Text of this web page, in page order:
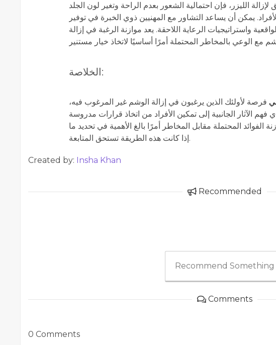
الليزر، فإن احتمالية الشعور بعدم الراحة وتغير لون الجلد
يمكن أن يساعد التشاور مع المهنيين ذوي الخبرة في توفير
واستراتيجيات الرعاية اللاحقة. يعد موازنة الرغبة في إزالة
الخلاصة:
فرصة لأولئك الذين يرغبون في إزالة الوشم غير المرغوب فيه،
الآثار الجانبية إلى تمكين الأفراد من اتخاذ قرارات مدروسة
الفوائد المحتملة مقابل المخاطر أمرًا بالغ الأهمية في تحديد ما
إذا كانت هذه الطريقة تستحق المتابعة.
Created by: Insha Khan
Recommended
Recommend Something
Comments
0 Comments